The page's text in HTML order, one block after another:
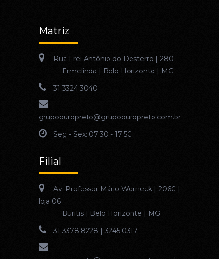
Matriz
Rua Frei Antônio do Desterro | 280
Ermelinda | Belo Horizonte | MG
31 3324.3040
grupoouropreto@grupoouropreto.com.br
Seg - Sex: 07:30 - 17:50
Filial
Av. Professor Mário Werneck | 2060 |
loja 06
Buritis | Belo Horizonte | MG
31 3378.8228 | 3245.0317